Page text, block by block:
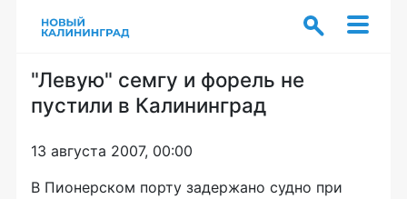
"Левую" семгу и форель не
пустили в Калининград
13 августа 2007, 00:00
В Пионерском порту задержано судно при